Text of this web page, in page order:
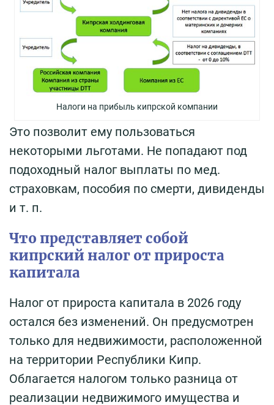
Налоги на прибыль кипрской компании
Это позволит ему пользоваться
некоторыми льготами. Не попадают под
подоходный налог выплаты по мед.
страховкам, пособия по смерти, дивиденды
и т. п.
Что представляет собой
кипрский налог от прироста
капитала
Налог от прироста капитала в 2026 году
остался без изменений. Он предусмотрен
только для недвижимости, расположенной
на территории Республики Кипр.
Облагается налогом только разница от
реализации недвижимого имущества и